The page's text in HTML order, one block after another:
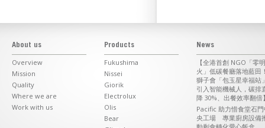
About us
Overview
Mission
Quality
Where we are
Work with us
Products
Fukushima
Nissei
Giorik
Electrolux
Olis
Bear
News
【全港首創 NGO「零明
火」低碳餐廳落地藍田
獅子會「包玉星幸福站
引入智能機械人，碳排
降 30%、出餐效率翻倍
Pacific 助力惜食堂石
央工場 專業廚房設備